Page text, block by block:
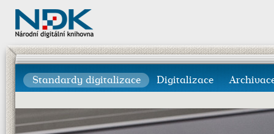
Standardy digitalizace Digitalizace